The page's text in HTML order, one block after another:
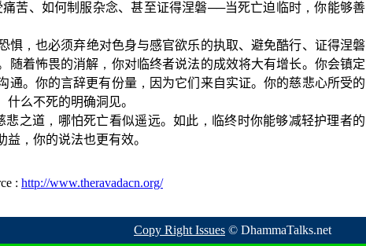
苦、如何制服杂念、甚至证得涅磐──当死亡迫临时 ，你能够善
惧，也必须弃绝对色身与感官欲乐的执取、避免酷行、证得涅磐
随着怖畏的消解 ， 你对临终者说法的成效将大有增长。你会镇定
通。你的言辞更有份量， 因为它们来自实证。你的慈悲心所受的
什么不死的明确洞见。
悲之道 ， 哪怕死亡看似遥远。如此 ，
临终时你能够减轻护理者的
益 ， 你的说法也更有效。
: http://www.theravadacn.org/
Copy Right Issues © DhammaTalks.net